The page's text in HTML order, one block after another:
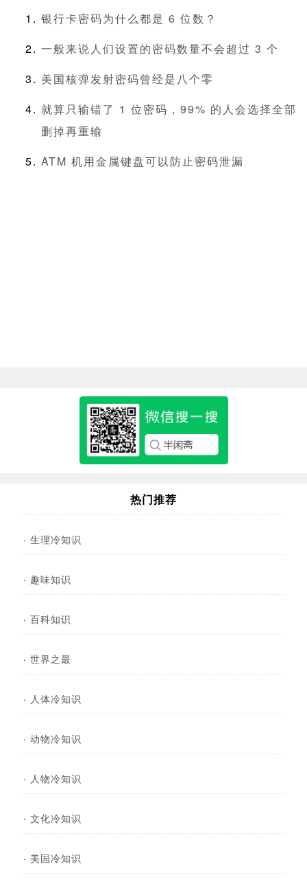
银行卡密码为什么都是 6 位数？
一般来说人们设置的密码数量不会超过 3 个
美国核弹发射密码曾经是八个零
就算只输错了 1 位密码，99% 的人会选择全部
删掉再重输
ATM 机用金属键盘可以防止密码泄漏
热门推荐
· 生理冷知识
· 趣味知识
· 百科知识
· 世界之最
· 人体冷知识
· 动物冷知识
· 人物冷知识
· 文化冷知识
· 美国冷知识